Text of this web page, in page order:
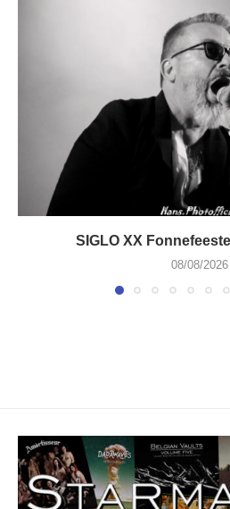
SIGLO XX
08/08/2026